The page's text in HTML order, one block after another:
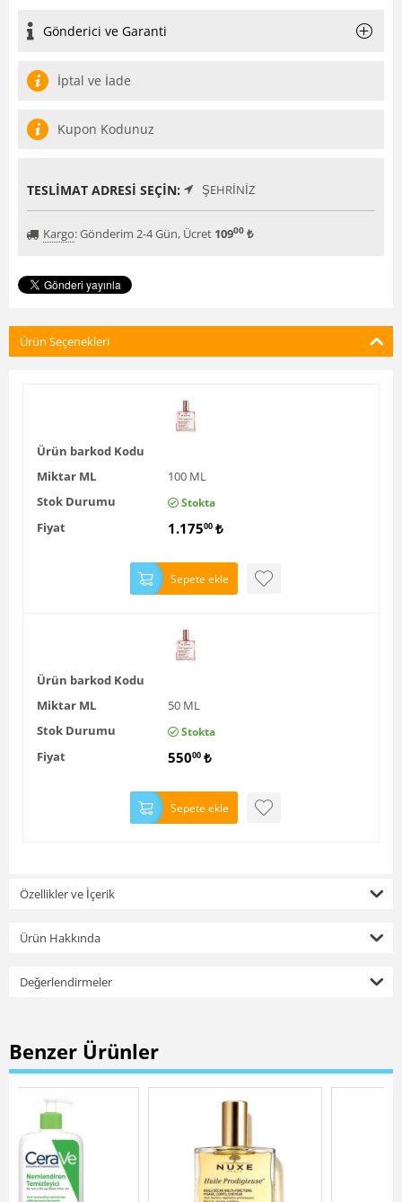
Gönderici ve Garanti
İptal ve İade
Kupon Kodunuz
TESLIMAT ADRESI SEÇIN: ŞEHRINIZ
Kargo:Gönderim 2-4 Gün, Ücret 10900 ₺
Ürün Seçenekleri
Ürün barkod Kodu
Miktar ML
100 ML
Stok Durumu
Stokta
Fiyat 1.17500 ₺
Sepete ekle
Ürün barkod Kodu
Miktar ML
50 ML
Stok Durumu
Stokta
Fiyat 55000 ₺
Sepete ekle
Özellikler ve İçerik
Ürün Hakkında
Değerlendirmeler
Benzer Ürünler